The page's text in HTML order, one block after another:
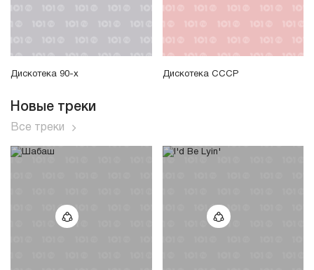
Дискотека 90-х Дискотека СССР
Новые треки
Все треки